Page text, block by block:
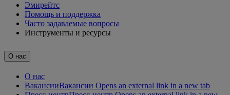
Эмирейтс
Помощь и поддержка
Часто задаваемые вопросы
Инструменты и ресурсы
О нас
О нас
ВакансииВакансии Opens an external link in a new tab